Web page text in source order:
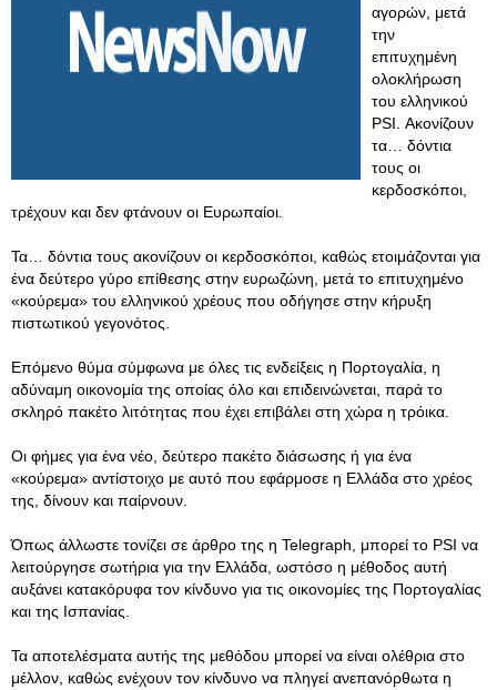
αγορών, μετά
την
επιτυχημένη
ολοκλήρωση
του ελληνικού
PSI. Ακονίζουν
τα… δόντια
τους οι
κερδοσκόποι,
τρέχουν και δεν φτάνουν οι Ευρωπαίοι.
Τα… δόντια τους ακονίζουν οι κερδοσκόποι, καθώς ετοιμάζονται για
ένα δεύτερο γύρο επίθεσης στην ευρωζώνη, μετά το επιτυχημένο
«κούρεμα» του ελληνικού χρέους που οδήγησε στην κήρυξη
πιστωτικού γεγονότος.
Επόμενο θύμα σύμφωνα με όλες τις ενδείξεις η Πορτογαλία, η
αδύναμη οικονομία της οποίας όλο και επιδεινώνεται, παρά το
σκληρό πακέτο λιτότητας που έχει επιβάλει στη χώρα η τρόικα.
Οι φήμες για ένα νέο, δεύτερο πακέτο διάσωσης ή για ένα
«κούρεμα» αντίστοιχο με αυτό που εφάρμοσε η Ελλάδα στο χρέος
της, δίνουν και παίρνουν.
Όπως άλλωστε τονίζει σε άρθρο της η Telegraph, μπορεί το PSI να
λειτούργησε σωτήρια για την Ελλάδα, ωστόσο η μέθοδος αυτή
αυξάνει κατακόρυφα τον κίνδυνο για τις οικονομίες της Πορτογαλίας
και της Ισπανίας.
Τα αποτελέσματα αυτής της μεθόδου μπορεί να είναι ολέθρια στο
μέλλον, καθώς ενέχουν τον κίνδυνο να πληγεί ανεπανόρθωτα η